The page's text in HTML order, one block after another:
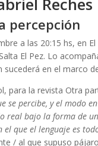
percepción
a las 20:15 hs, en
El Pez. Lo
sucederá en el marco
para la revista Otra
se percibe, y el modo
real bajo la forma de
el que el lenguaje es
/ al que supuso pájaro